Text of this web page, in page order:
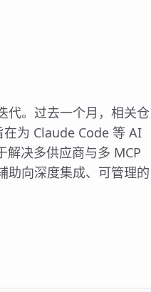
代。过去一个月，相关仓
在为 Claude Code 等 AI
决多供应商与多 MCP
助向深度集成、可管理的